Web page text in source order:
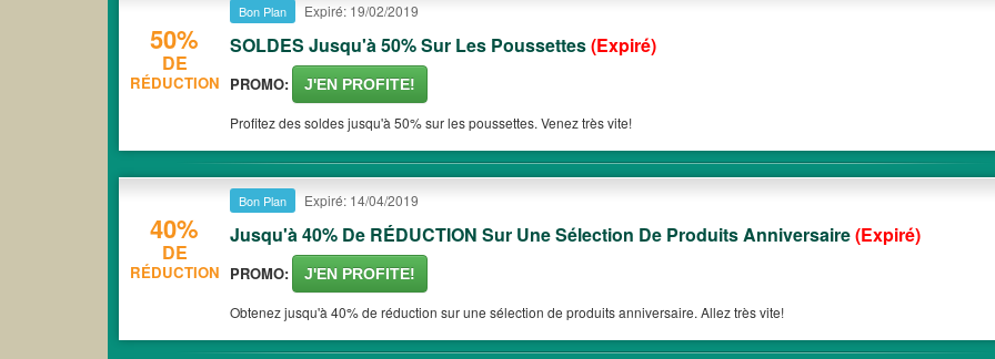
50%
DE
RÉDUCTION
Bon Plan Expiré: 19/02/2019
SOLDES Jusqu'à 50% Sur Les Poussettes(Expiré)
PROMO: J'EN PROFITE!
Profitez des soldes jusqu'à 50% sur les poussettes. Venez très vite!
40%
DE
RÉDUCTION
Bon Plan Expiré: 14/04/2019
Jusqu'à 40% De RÉDUCTION Sur Une Sélection De Produits Anniversaire(Expiré)
PROMO: J'EN PROFITE!
Obtenez jusqu'à 40% de réduction sur une sélection de produits anniversaire. Allez très vite!